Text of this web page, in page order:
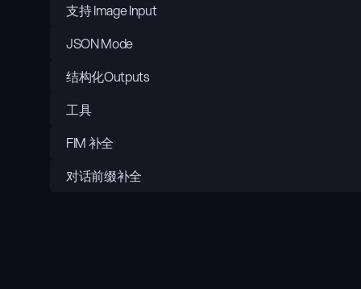
支持 Image Input
JSON Mode
结构化Outputs
工具
FIM 补全
对话前缀补全